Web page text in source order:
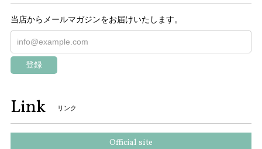
当店からメールマガジンをお届けいたします。
登録
Link リンク
Official site